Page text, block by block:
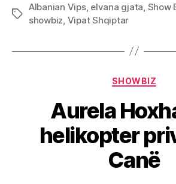
Tags
Albanian Vips, elvana gjata, Show
showbiz, Vipat Shqiptar
SHOWBIZ
Aurela
helikopter
Canë